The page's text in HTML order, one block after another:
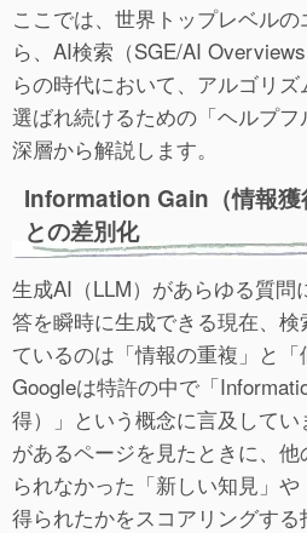
ここでは、世界トップレベル
ら、AI検索（SGE/AI
らの時代において、アルゴリ
選ばれ続けるための「ヘルプ
深層から解説します。
Information Gain（情報獲
との差別化
生成AI（LLM）があらゆる質問
答を瞬時に生成できる現在、
ているのは「情報の重複」と「
Googleは特許の中で「
得）」という概念に言及して
があるページを見たときに、
られなかった「新しい知見」
得られたかをスコアリングする